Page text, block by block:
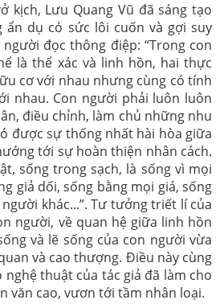
kịch, Lưu Quang Vũ đã sáng tạo
dụ có sức lôi cuốn và gợi suy
đọc thông điệp: “Trong con
là thể xác và linh hồn, hai thực
cơ với nhau nhưng cùng có tính
nhau. Con người phải luôn luôn
điều chỉnh, làm chủ những nhu
được sự thống nhất hài hòa giữa
tới sự hoàn thiện nhân cách.
sống trong sạch, là sống vì mọi
giả dối, sống bằng mọi giá, sống
khác...”. Tư tưởng triết lí của
người, về quan hệ giữa linh hồn
và lẽ sống của con người vừa
và cao thượng. Điều này cùng
nghệ thuật của tác giả đã làm cho
văn cao, vươn tới tầm nhân loại.